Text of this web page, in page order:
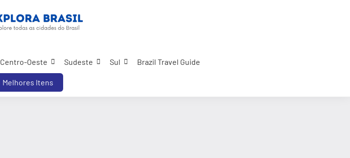
Centro-Oeste Sudeste Sul Brazil Travel Guide
Melhores Itens